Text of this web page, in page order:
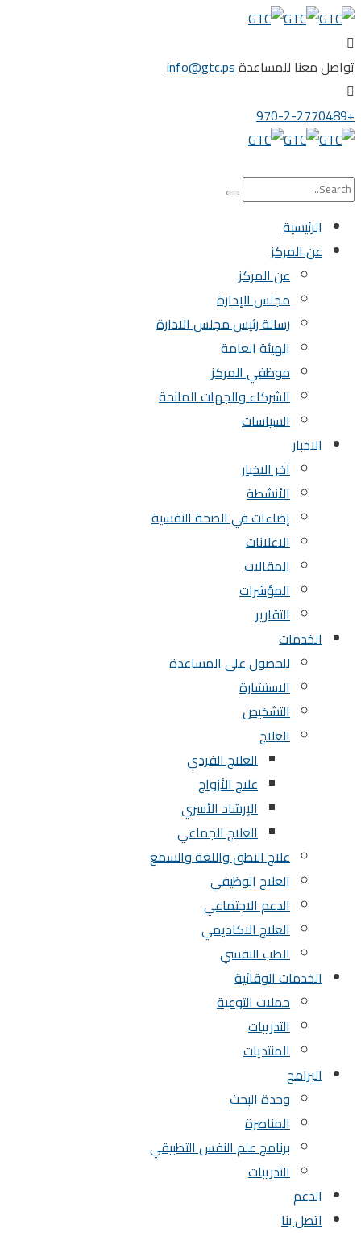
تواصل معنا للمساعدةinfo@gtc.ps
+970-2-2770489
الرئيسية
عن المركز
عن المركز
مجلس الإدارة
رسالة رئيس مجلس الادارة
الهيئة العامة
موظفي المركز
الشركاء والجهات المانحة
السياسات
الاخبار
آخر الاخبار
الأنشطة
إضاءات في الصحة النفسية
الاعلانات
المقالات
المؤشرات
التقارير
الخدمات
للحصول على المساعدة
الاستشارة
التشخيص
العلاج
العلاج الفردي
علاج الأزواج
الإرشاد الأسري
العلاج الجماعي
علاج النطق واللغة والسمع
العلاج الوظيفي
الدعم الاجتماعي
العلاج الاكاديمي
الطب النفسي
الخدمات الوقائية
حملات التوعية
التدريبات
المنتديات
البرامج
وحدة البحث
المناصرة
برنامج علم النفس التطبيقي
التدريبات
الدعم
اتصل بنا